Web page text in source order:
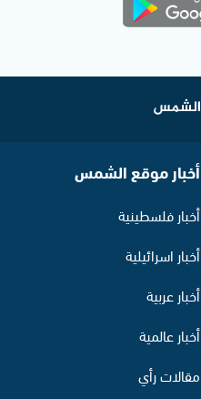
أخبار موقع الشمس
أخبار فلسطينية
أخبار اسرائيلية
أخبار عربية
أخبار عالمية
مقالات رأي